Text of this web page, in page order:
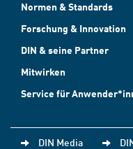
Normen & Standards
Forschung & Innovation
DIN & seine Partner
Mitwirken
Service für
DIN Media